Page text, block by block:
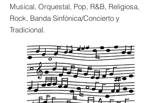
Musical, Orquestal, Pop, R&B, Religiosa,
Rock, Banda Sinfónica/Concierto y
Tradicional.